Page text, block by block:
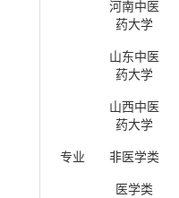
河南中医
药大学
山东中医
药大学
山西中医
药大学
专业 非医学类
医学类